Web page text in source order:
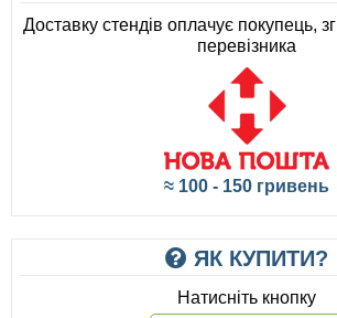
Доставку стендів оплачує покупець,
перевізника
≈ 100 - 150 гривень
ЯК КУПИТИ?
Натисніть кнопку